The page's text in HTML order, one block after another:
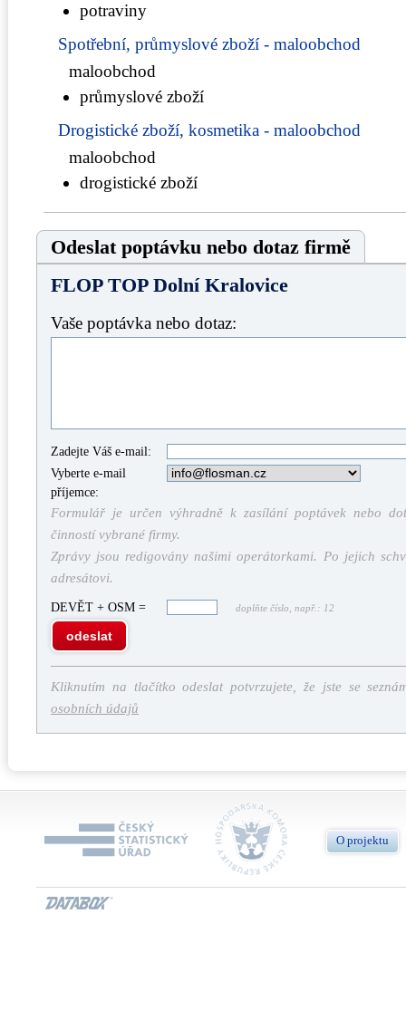
potraviny
Spotřební, průmyslové zboží - maloobchod
maloobchod
průmyslové zboží
Drogistické zboží, kosmetika - maloobchod
maloobchod
drogistické zboží
Odeslat poptávku nebo dotaz firmě
FLOP TOP Dolní Kralovice
Vaše poptávka nebo dotaz:
Zadejte Váš e-mail:
Vyberte e-mail
příjemce:
Formulář je určen výhradně k zasílání poptávek nebo
činností vybrané firmy.
Zprávy jsou redigovány našimi operátorkami. Po jejich
adresátovi.
DEVĚT + OSM = doplňte číslo, např.: 12
odeslat
Kliknutím na tlačítko odeslat potvrzujete, že jste se
osobních údajů
O projektu